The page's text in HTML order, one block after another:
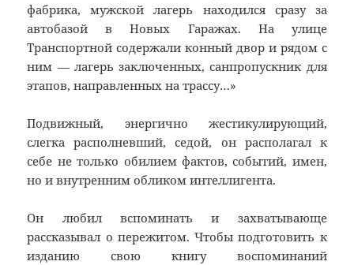
фабрика, мужской лагерь находился сразу за
автобазой в Новых Гаражах. На улице
Транспортной содержали конный двор и рядом с
ним — лагерь заключенных, санпропускник для
этапов, направленных на трассу…»
Подвижный, энергично жестикулирующий,
слегка располневший, седой, он располагал к
себе не только обилием фактов, событий, имен,
но и внутренним обликом интеллигента.
Он любил вспоминать и захватывающе
рассказывал о пережитом. Чтобы подготовить к
изданию свою книгу воспоминаний